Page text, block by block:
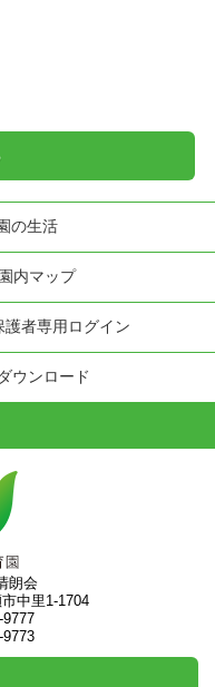
の生活
園内マップ
護者専用ログイン
ダウンロード
朗会
中里1-1704